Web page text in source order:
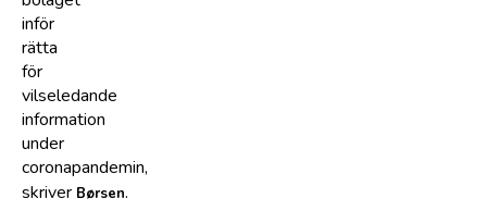
inför
rätta
för
vilseledande
information
under
coronapandemin,
skriver Børsen.